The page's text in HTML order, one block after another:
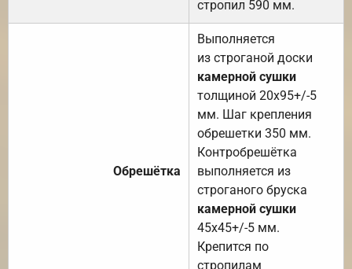
стропил 590 мм.
Обрешётка
Выполняется
из строганой доски
камерной сушки
толщиной 20х95+/-5
мм. Шаг крепления
обрешетки 350 мм.
Контробрешётка
выполняется из
строганого бруска
камерной сушки
45х45+/-5 мм.
Крепится по
стропилам